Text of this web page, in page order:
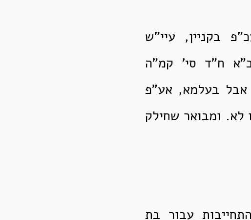
בקניין, עיי"ש
ח"ד סי' קמ"ה
בעלמא, אע"פ
לא. ומבואר שחילק
עבור בת